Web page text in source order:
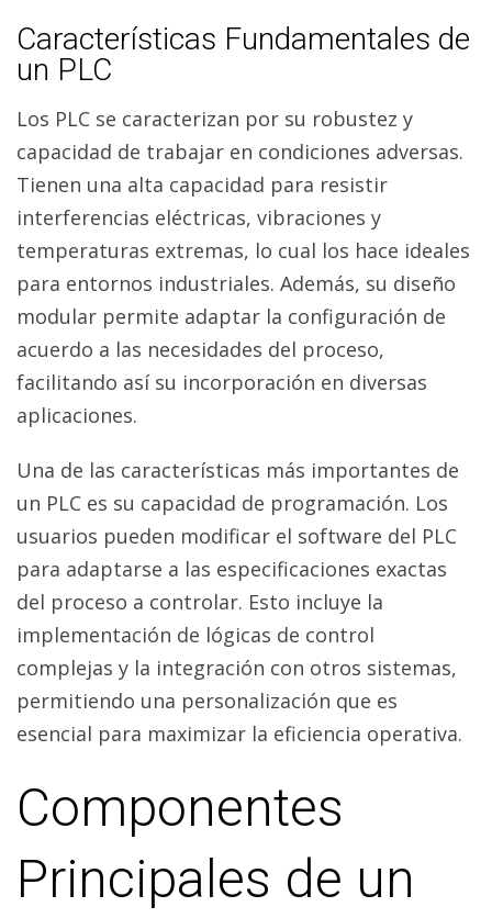
Características Fundamentales de
un PLC
Los PLC se caracterizan por su robustez y
capacidad de trabajar en condiciones adversas.
Tienen una alta capacidad para resistir
interferencias eléctricas, vibraciones y
temperaturas extremas, lo cual los hace ideales
para entornos industriales. Además, su diseño
modular permite adaptar la configuración de
acuerdo a las necesidades del proceso,
facilitando así su incorporación en diversas
aplicaciones.
Una de las características más importantes de
un PLC es su capacidad de programación. Los
usuarios pueden modificar el software del PLC
para adaptarse a las especificaciones exactas
del proceso a controlar. Esto incluye la
implementación de lógicas de control
complejas y la integración con otros sistemas,
permitiendo una personalización que es
esencial para maximizar la eficiencia operativa.
Componentes
Principales de un